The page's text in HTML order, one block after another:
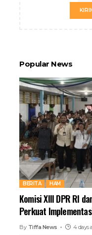
Popular News
BERITA HAM
Komisi XIII DPR RI
Perkuat
By Tiffa News 4 days